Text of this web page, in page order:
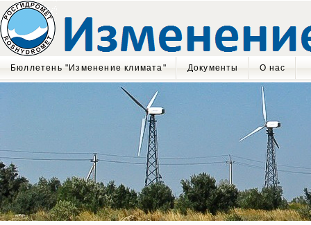
Бюллетень "Изменение климата" Документы О нас